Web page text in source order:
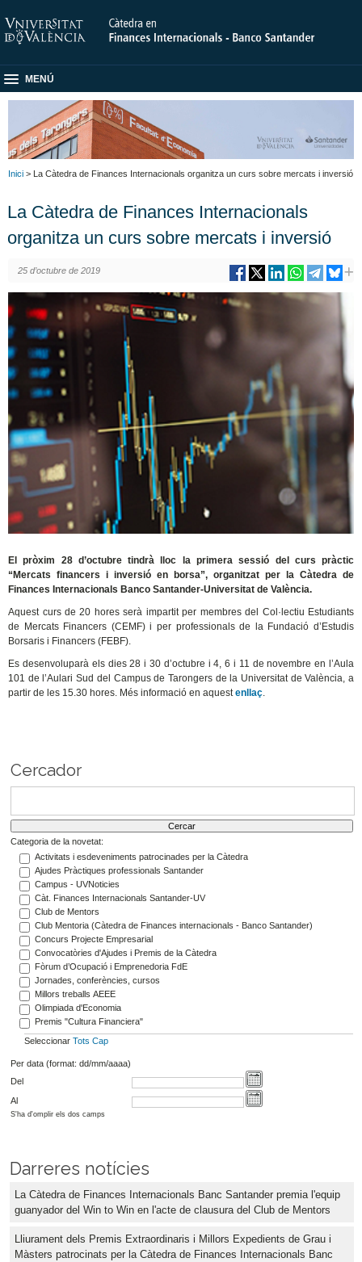
MENÚ
Inici > La Càtedra de Finances Internacionals organitza un curs sobre mercats i inversió
La Càtedra de Finances Internacionals
organitza un curs sobre mercats i inversió
25 d’octubre de 2019
El pròxim 28 d’octubre tindrà lloc la primera sessió del curs pràctic
“Mercats financers i inversió en borsa”, organitzat per la Càtedra de
Finances Internacionals Banco Santander-Universitat de València.
Aquest curs de 20 hores serà impartit per membres del Col·lectiu Estudiants
de Mercats Financers (CEMF) i per professionals de la Fundació d’Estudis
Borsaris i Financers (FEBF).
Es desenvoluparà els dies 28 i 30 d’octubre i 4, 6 i 11 de novembre en l’Aula
101 de l’Aulari Sud del Campus de Tarongers de la Universitat de València, a
partir de les 15.30 hores. Més informació en aquestenllaç.
Cercador
Categoria de la novetat:
Activitats i esdeveniments patrocinades per la Càtedra
Ajudes Pràctiques professionals Santander
Campus - UVNoticies
Càt. Finances Internacionals Santander-UV
Club de Mentors
Club Mentoria (Càtedra de Finances internacionals - Banco Santander)
Concurs Projecte Empresarial
Convocatòries d'Ajudes i Premis de la Càtedra
Fòrum d’Ocupació i Emprenedoria FdE
Jornades, conferències, cursos
Millors treballs AEEE
Olimpiada d'Economia
Premis "Cultura Financiera"
Seleccionar Tots Cap
Per data (format: dd/mm/aaaa)
Del
Al
S'ha d'omplir els dos camps
Darreres notícies
La Càtedra de Finances Internacionals Banc Santander premia l'equip
guanyador del Win to Win en l'acte de clausura del Club de Mentors
Lliurament dels Premis Extraordinaris i Millors Expedients de Grau i
Màsters patrocinats per la Càtedra de Finances Internacionals Banc